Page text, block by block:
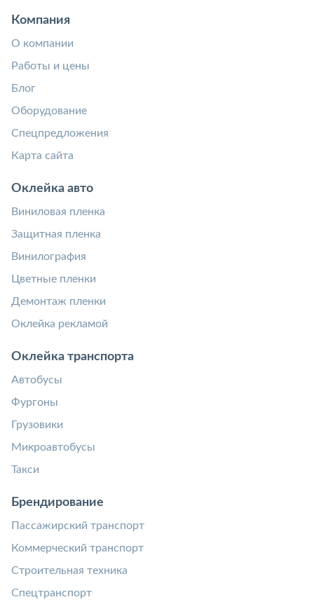
Компания
О компании
Работы и цены
Блог
Оборудование
Спецпредложения
Карта сайта
Оклейка авто
Виниловая пленка
Защитная пленка
Винилография
Цветные пленки
Демонтаж пленки
Оклейка рекламой
Оклейка транспорта
Автобусы
Фургоны
Грузовики
Микроавтобусы
Такси
Брендирование
Пассажирский транспорт
Коммерческий транспорт
Строительная техника
Спецтранспорт